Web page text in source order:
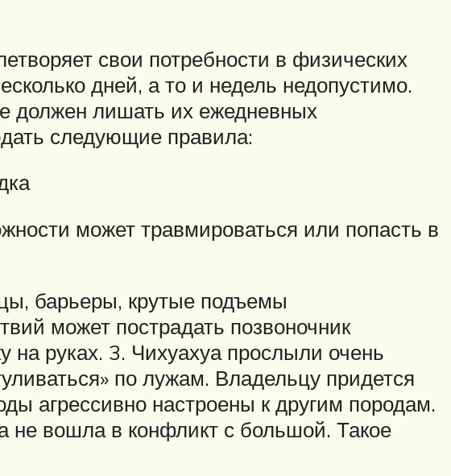
свои потребности в физических
дней, а то и недель недопустимо.
должен лишать их ежедневных
следующие правила:
может травмироваться или попасть в
барьеры, крутые подъемы
может пострадать позвоночник
на руках. 3. Чихуахуа прослыли очень
по лужам. Владельцу придется
агрессивно настроены к другим породам.
не вошла в конфликт с большой. Такое